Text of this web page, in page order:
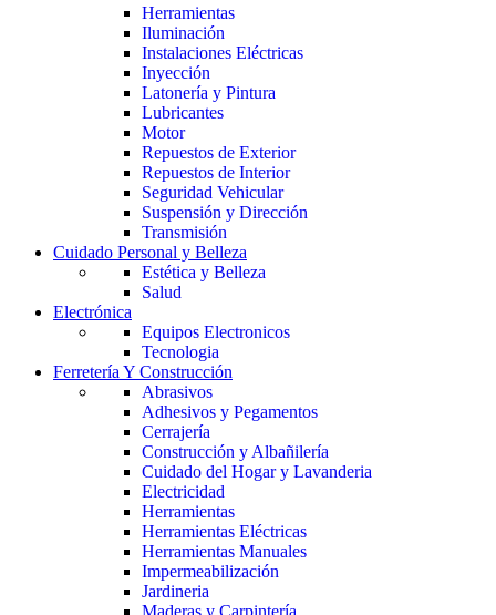
Herramientas
Iluminación
Instalaciones Eléctricas
Inyección
Latonería y Pintura
Lubricantes
Motor
Repuestos de Exterior
Repuestos de Interior
Seguridad Vehicular
Suspensión y Dirección
Transmisión
Cuidado Personal y Belleza
Estética y Belleza
Salud
Electrónica
Equipos Electronicos
Tecnologia
Ferretería Y Construcción
Abrasivos
Adhesivos y Pegamentos
Cerrajería
Construcción y Albañilería
Cuidado del Hogar y Lavanderia
Electricidad
Herramientas
Herramientas Eléctricas
Herramientas Manuales
Impermeabilización
Jardineria
Maderas y Carpintería